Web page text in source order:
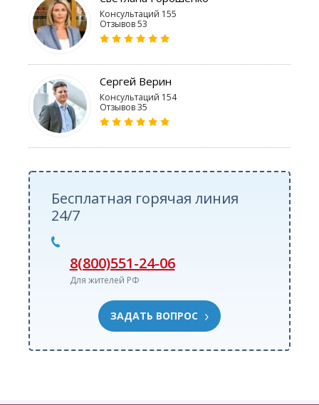
Консультаций 155
Отзывов 53
Сергей Верин
Консультаций 154
Отзывов 35
Бесплатная горячая линия
24/7
8(800)551-24-06
Для жителей РФ
ЗАДАТЬ ВОПРОС